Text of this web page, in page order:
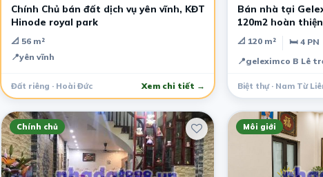
Chính Chủ bán đất dịch vụ yên vĩnh, KĐT
Hinode royal park
📐 56 m²
📍yên vĩnh
Đất riêng · Hoài Đức Xem chi tiết →
Bán nhà tại
120m2 hoàn
📐 120 m² 🛏 4 PN
📍geleximco B Lê
Biệt thự · Nam Từ
Chính chủ Môi giới